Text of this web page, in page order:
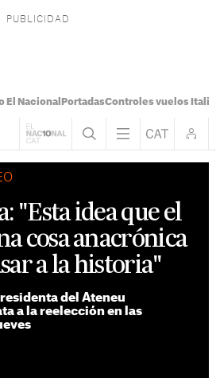
El Nacional PortadasControles vuelos Italia
"Esta idea que el
cosa anacrónica
a la historia"
del Ateneu
a la reelección en las